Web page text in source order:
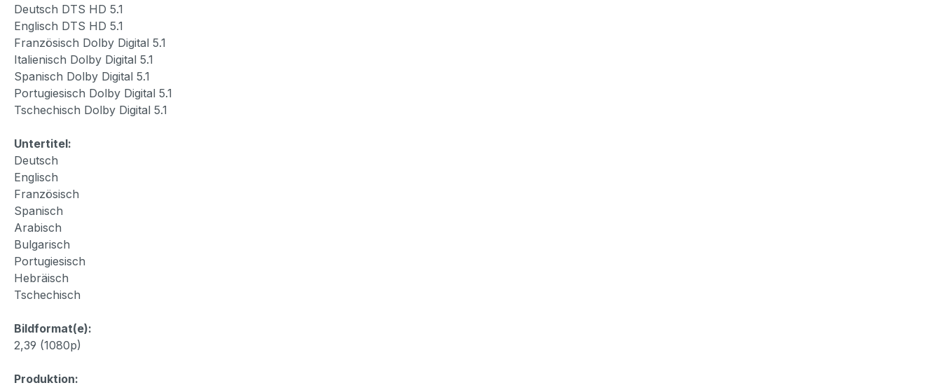
Deutsch DTS HD 5.1
Englisch DTS HD 5.1
Französisch Dolby Digital 5.1
Italienisch Dolby Digital 5.1
Spanisch Dolby Digital 5.1
Portugiesisch Dolby Digital 5.1
Tschechisch Dolby Digital 5.1
Untertitel:
Deutsch
Englisch
Französisch
Spanisch
Arabisch
Bulgarisch
Portugiesisch
Hebräisch
Tschechisch
Bildformat(e):
2,39 (1080p)
Produktion: